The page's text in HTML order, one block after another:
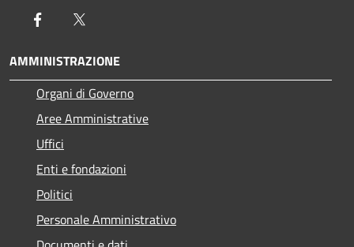
Facebook
AMMINISTRAZIONE
Organi di Governo
Aree Amministrative
Uffici
Enti e fondazioni
Politici
Personale Amministrativo